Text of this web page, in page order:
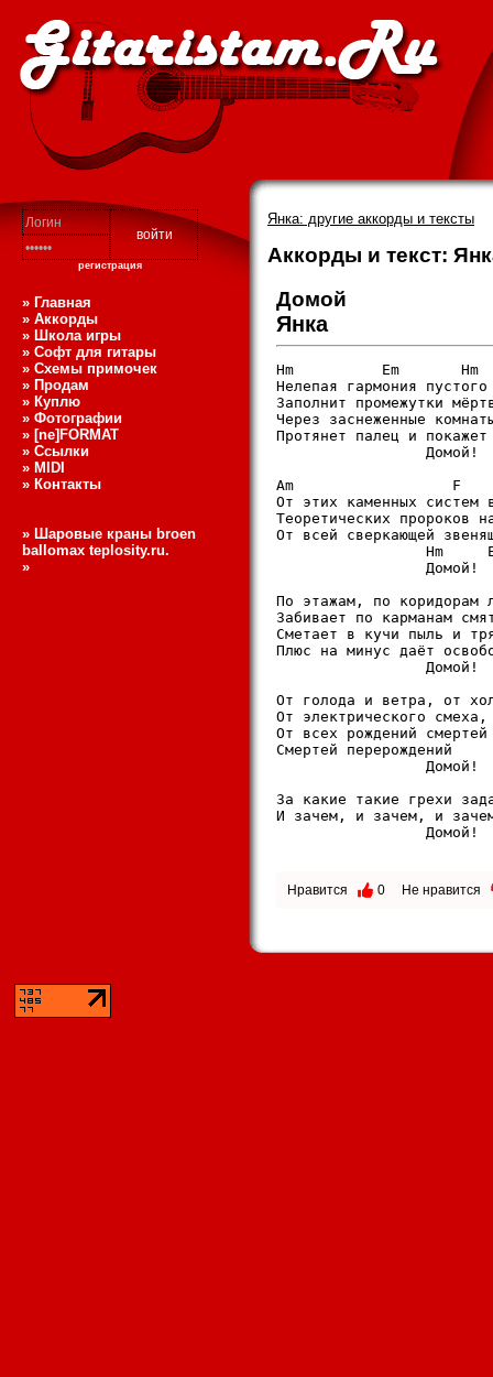
регистрация
Янка: другие аккорды и тексты
Аккорды и текст:
» Главная
» Аккорды
» Школа игры
» Софт для гитары
» Схемы примочек
» Продам
» Куплю
» Фотографии
» [ne]FORMAT
» Ссылки
» MIDI
» Контакты
» Шаровые краны broen
ballomax teplosity.ru.
»
Домой
Янка
Hm          Em       Hm
Нелепая гармония пустого
Заполнит промежутки
Через заснеженные
Протянет палец и
                 Домой!
Am                  F
От этих каменных систем
Теоретических пророков
От всей сверкающей
Hm
                 Домой!
По этажам, по коридорам
Забивает по карманам
Сметает в кучи пыль и
Плюс на минус даёт
                 Домой!
От голода и ветра, от
От электрического смеха,
От всех рождений смертей
Смертей перерождений
                 Домой!
За какие такие грехи
И зачем, и зачем, и
                 Домой!
Нравится 0 Не нравится